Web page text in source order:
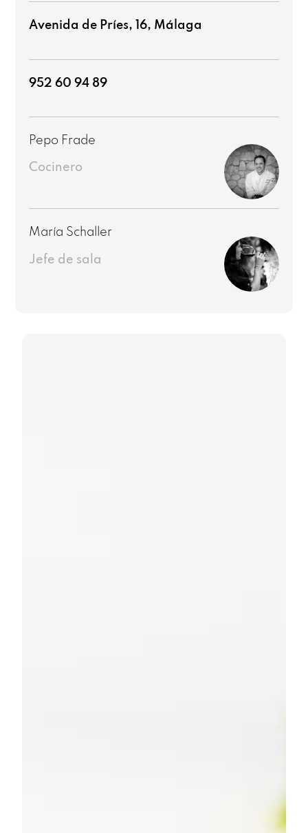
Avenida de Príes, 16, Málaga
952 60 94 89
Pepo Frade
Cocinero
María Schaller
Jefe de sala